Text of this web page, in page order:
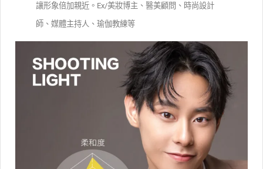
讓形象倍加親近。Ex/美妝博主、醫美顧問、時尚設計
師、媒體主持人、瑜伽教練等